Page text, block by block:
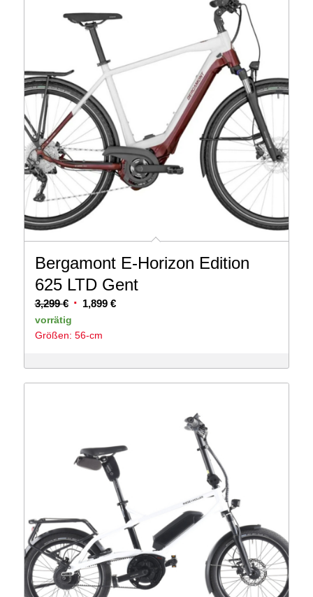
Bergamont E-Horizon Edition
625 LTD Gent
3,299€ Ursprünglicher
Preis
war:
1,899 €Aktueller
vorrätig
Größen: 56-cm